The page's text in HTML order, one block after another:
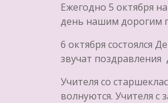
Ежегодно 5 октября
день нашим дорогим
6 октября состоялся
звучат поздравления
Учителя со
волнуются. Учителя